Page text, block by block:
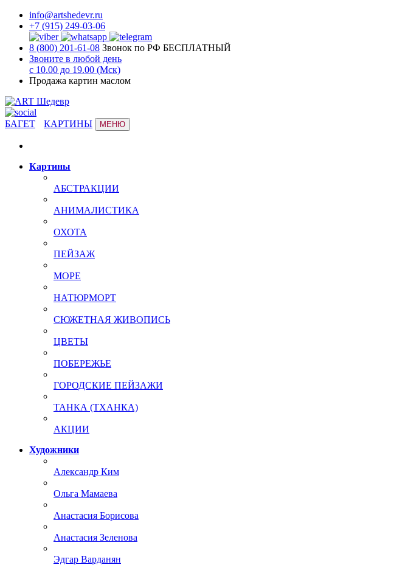
info@artshedevr.ru
+7 (915) 249-03-06
8 (800) 201-61-08 Звонок по РФ БЕСПЛАТНЫЙ
Звоните в любой день
с 10.00 до 19.00 (Мск)
Продажа картин маслом
БАГЕТ КАРТИНЫ МЕНЮ
Картины
АБСТРАКЦИИ
АНИМАЛИСТИКА
ОХОТА
ПЕЙЗАЖ
МОРЕ
НАТЮРМОРТ
СЮЖЕТНАЯ ЖИВОПИСЬ
ЦВЕТЫ
ПОБЕРЕЖЬЕ
ГОРОДСКИЕ ПЕЙЗАЖИ
ТАНКА (ТХАНКА)
АКЦИИ
Художники
Александр Ким
Ольга Мамаева
Анастасия Борисова
Анастасия Зеленова
Эдгар Варданян